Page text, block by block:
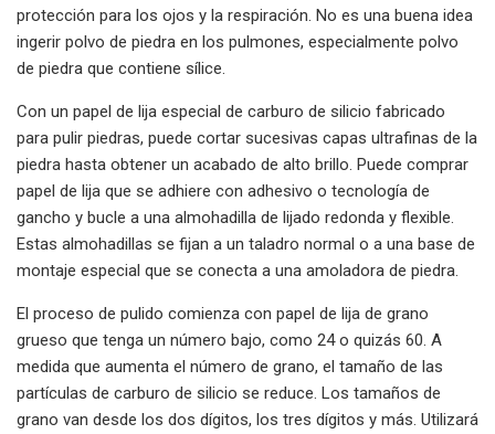
protección para los ojos y la respiración. No es una buena idea
ingerir polvo de piedra en los pulmones, especialmente polvo
de piedra que contiene sílice.
Con un papel de lija especial de carburo de silicio fabricado
para pulir piedras, puede cortar sucesivas capas ultrafinas de la
piedra hasta obtener un acabado de alto brillo. Puede comprar
papel de lija que se adhiere con adhesivo o tecnología de
gancho y bucle a una almohadilla de lijado redonda y flexible.
Estas almohadillas se fijan a un taladro normal o a una base de
montaje especial que se conecta a una amoladora de piedra.
El proceso de pulido comienza con papel de lija de grano
grueso que tenga un número bajo, como 24 o quizás 60. A
medida que aumenta el número de grano, el tamaño de las
partículas de carburo de silicio se reduce. Los tamaños de
grano van desde los dos dígitos, los tres dígitos y más. Utilizará